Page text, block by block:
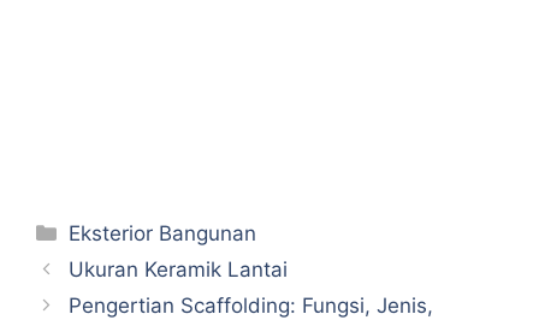
Categories
Eksterior Bangunan
Ukuran Keramik Lantai
Pengertian Scaffolding: Fungsi, Jenis,